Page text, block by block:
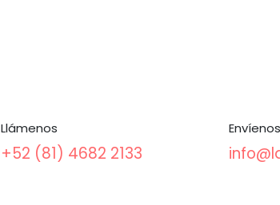
Llámenos
+52 (81) 4682 2133